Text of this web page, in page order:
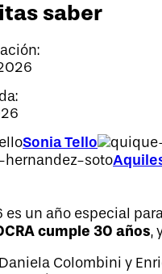
saber
Sonia Tello
es un año especial
cumple 30 años,